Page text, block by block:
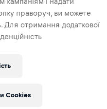
праворуч, ви можете
Для отримання додаткової
Cookies